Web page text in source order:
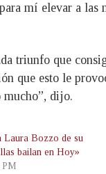
mí elevar a
triunfo que
que esto le
mucho”, dijo.
Laura Bozzo de su
bailan en Hoy»
PM